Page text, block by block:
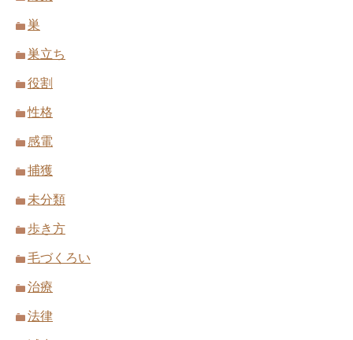
巣
巣立ち
役割
性格
感電
捕獲
未分類
歩き方
毛づくろい
治療
法律